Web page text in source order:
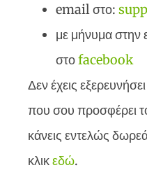
email στο:
με μήνυμα στην
στοfacebook
Δεν έχεις
που σου προσφέρει
κάνεις εντελώς
κλικεδώ.